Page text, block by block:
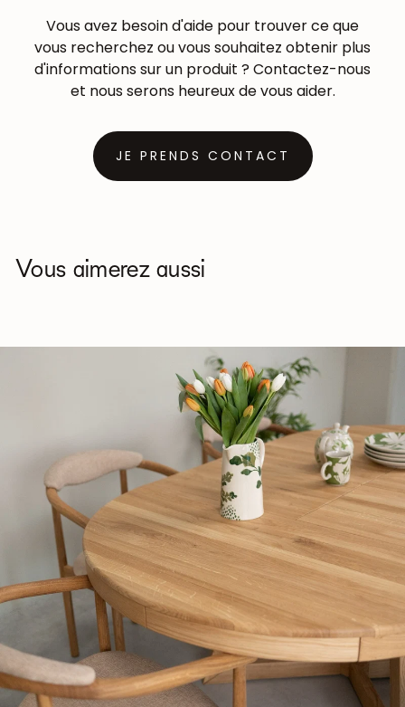
Vous avez besoin d'aide pour trouver ce que
vous recherchez ou vous souhaitez obtenir plus
d'informations sur un produit ? Contactez-nous
et nous serons heureux de vous aider.
JE PRENDS CONTACT
Vous aimerez aussi